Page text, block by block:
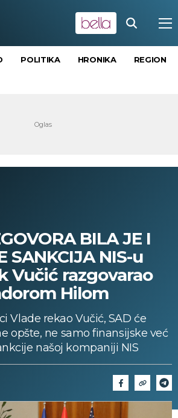
POLITIKA HRONIKA REGION
BILA JE I
SANKCIJA NIS-u
Vučić razgovarao
Hilom
Vlade rekao Vučić, SAD će
opšte, ne samo finansijske već
našoj kompaniji NIS